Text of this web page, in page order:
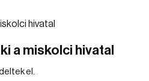
a miskolci hivatal
el.